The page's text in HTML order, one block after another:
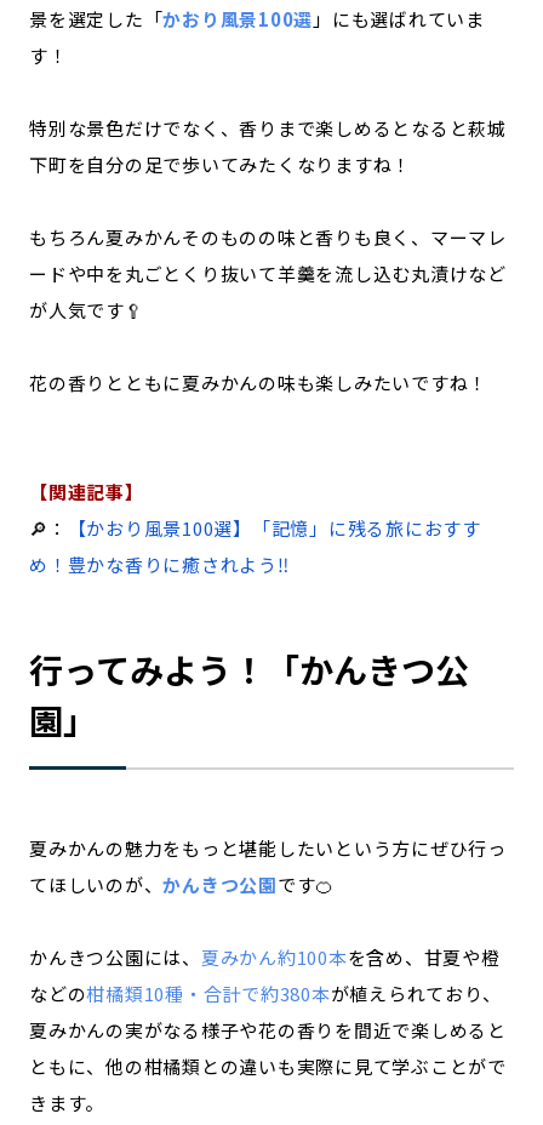
景を選定した「かおり風景100選 」にも選ばれていま
す！
特別な景色だけでなく、香りまで楽しめるとなると萩城
下町を自分の足で歩いてみたくなりますね！
もちろん夏みかんそのものの味と香りも良く、マーマレ
ードや中を丸ごとくり抜いて羊羹を流し込む丸漬けなど
が人気です🥄
花の香りとともに夏みかんの味も楽しみたいですね！
【関連記事】
🔎：
【かおり風景100選】「記憶」に残る旅におすす
め！豊かな香りに癒されよう‼
行ってみよう！「かんきつ公
園」
夏みかんの魅力をもっと堪能したいという方にぜひ行っ
てほしいのが、かんきつ公園です🍊
かんきつ公園には、 夏みかん約100本を含め、甘夏や橙
などの柑橘類10種・合計で約380本が植えられており、
夏みかんの実がなる様子や花の香りを間近で楽しめると
ともに、他の柑橘類との違いも実際に見て学ぶことがで
きます。